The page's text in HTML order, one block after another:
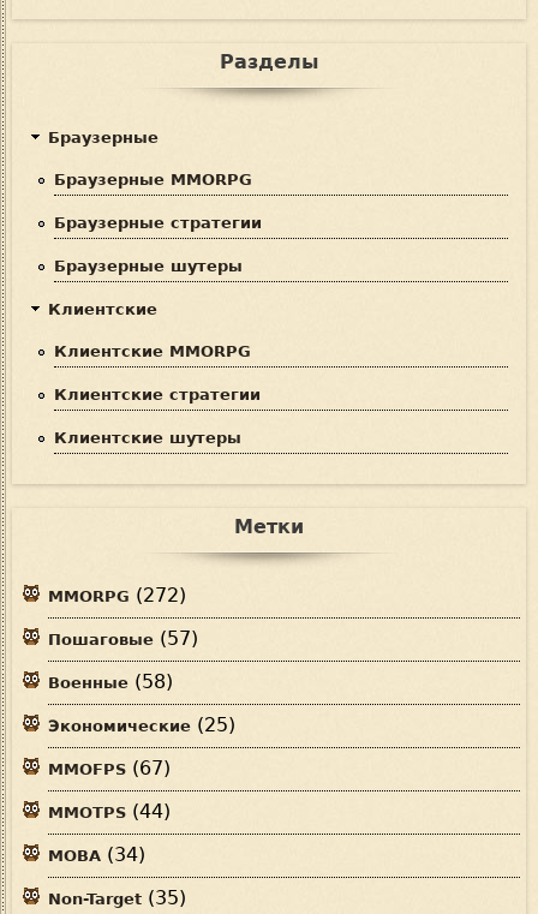
Разделы
Браузерные
Браузерные MMORPG
Браузерные стратегии
Браузерные шутеры
Клиентские
Клиентские MMORPG
Клиентские стратегии
Клиентские шутеры
Метки
MMORPG (272)
Пошаговые (57)
Военные (58)
Экономические (25)
MMOFPS (67)
MMOTPS (44)
MOBA (34)
Non-Target (35)